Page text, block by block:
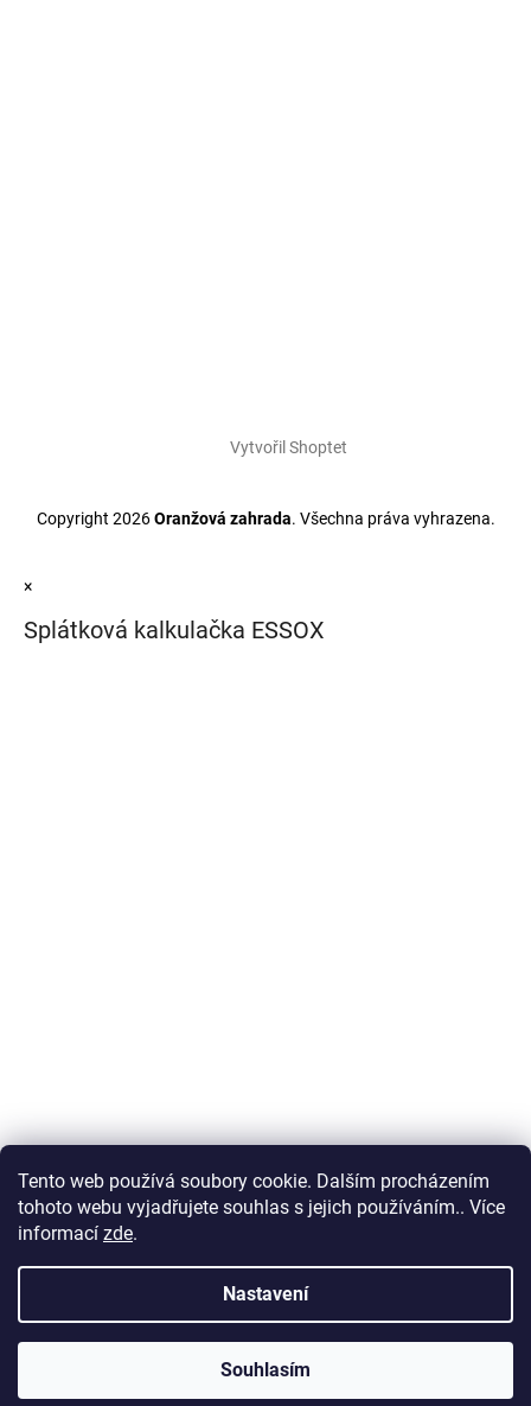
Tento web používá soubory cookie. Dalším procházením
tohoto webu vyjadřujete souhlas s jejich používáním.. Více
informací zde.
Nastavení
Souhlasím
Vytvořil Shoptet
Copyright 2026Oranžová zahrada. Všechna práva vyhrazena.
×
Splátková kalkulačka ESSOX